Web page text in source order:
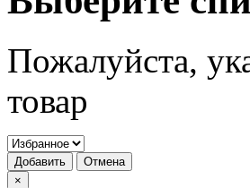
Пожалуйста,
товар
Добавить
Отмена
×